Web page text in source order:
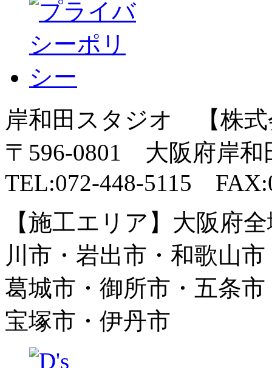
岸和田スタジオ 【株
〒596-0801 大阪府岸和
TEL:072-448-5115
【施工エリア】大阪府
川市・岩出市・和歌山
葛城市・御所市・五条
宝塚市・伊丹市